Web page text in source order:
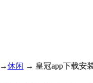
→休闲 → 皇冠app下载安